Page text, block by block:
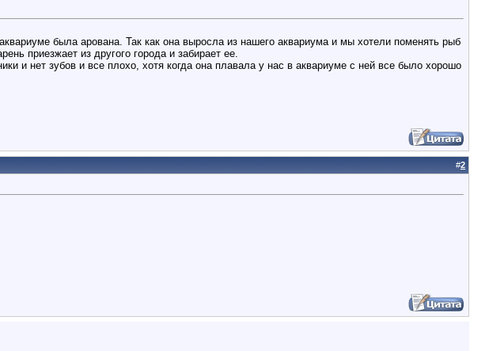
была арована. Так как она выросла из нашего аквариума и мы хотели поменять рыб
приезжает из другого города и забирает ее.
и нет зубов и все плохо, хотя когда она плавала у нас в аквариуме с ней все было хорошо
#2